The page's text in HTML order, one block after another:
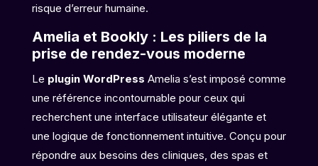
risque d’erreur humaine.
Amelia et Bookly : Les piliers de la
prise de rendez-vous moderne
Le plugin WordPress Amelia s’est imposé comme
une référence incontournable pour ceux qui
recherchent une interface utilisateur élégante et
une logique de fonctionnement intuitive. Conçu pour
répondre aux besoins des cliniques, des spas et